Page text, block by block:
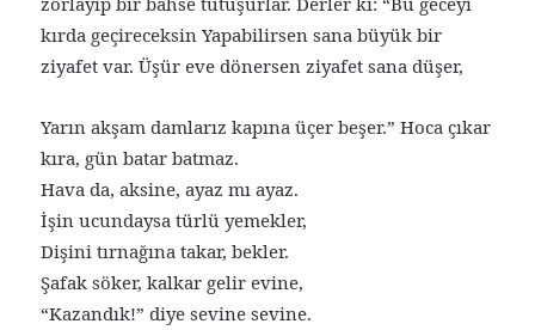
kırda geçireceksin Yapabilirsen sana büyük bir
ziyafet var. Üşür eve dönersen ziyafet sana düşer,
Yarın akşam damlarız kapına üçer beşer.” Hoca çıkar
kıra, gün batar batmaz.
Hava da, aksine, ayaz mı ayaz.
İşin ucundaysa türlü yemekler,
Dişini tırnağına takar, bekler.
Şafak söker, kalkar gelir evine,
“Kazandık!” diye sevine sevine.